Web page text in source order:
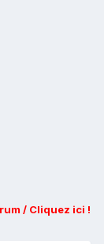
/ Cliquez ici !